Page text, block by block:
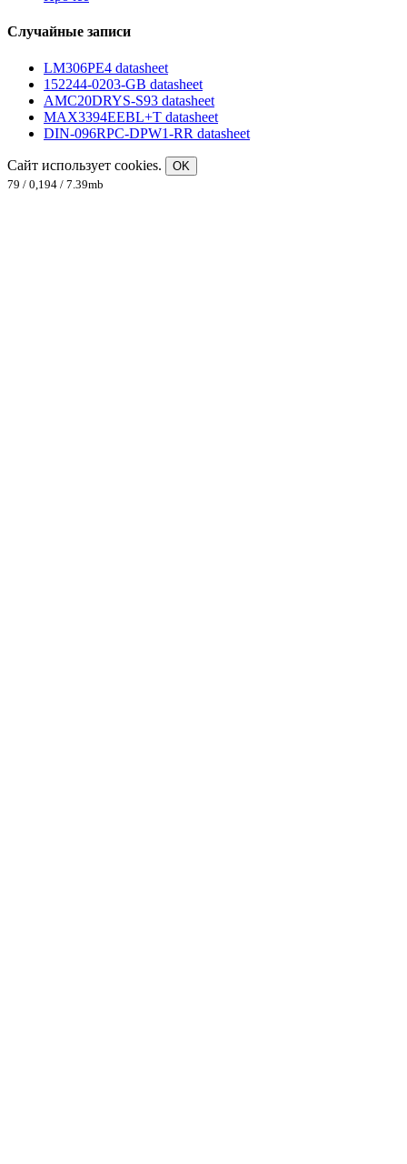
Случайные записи
LM306PE4 datasheet
152244-0203-GB datasheet
AMC20DRYS-S93 datasheet
MAX3394EEBL+T datasheet
DIN-096RPC-DPW1-RR datasheet
Сайт использует cookies.
OK
79 / 0,194 / 7.39mb